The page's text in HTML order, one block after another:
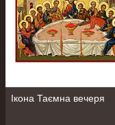
Ікона Таємна вечеря